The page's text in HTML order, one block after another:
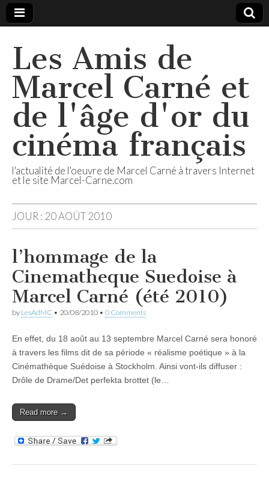
Les Amis de
Marcel Carné et
de l'âge d'or du
cinéma français
l'actualité de l'oeuvre de Marcel Carné à travers Internet
et le site Marcel-Carne.com
JOUR : 20 AOÛT 2010
l’hommage de la
Cinematheque Suedoise à
Marcel Carné (été 2010)
by LesAdMC • 20/08/2010 • 0 Comments
En effet, du 18 août au 13 septembre Marcel Carné sera honoré
à travers les films dit de sa période « réalisme poétique » à la
Cinémathèque Suédoise à Stockholm. Ainsi vont-ils diffuser :
Drôle de Drame/Det perfekta brottet (le…
Read more →